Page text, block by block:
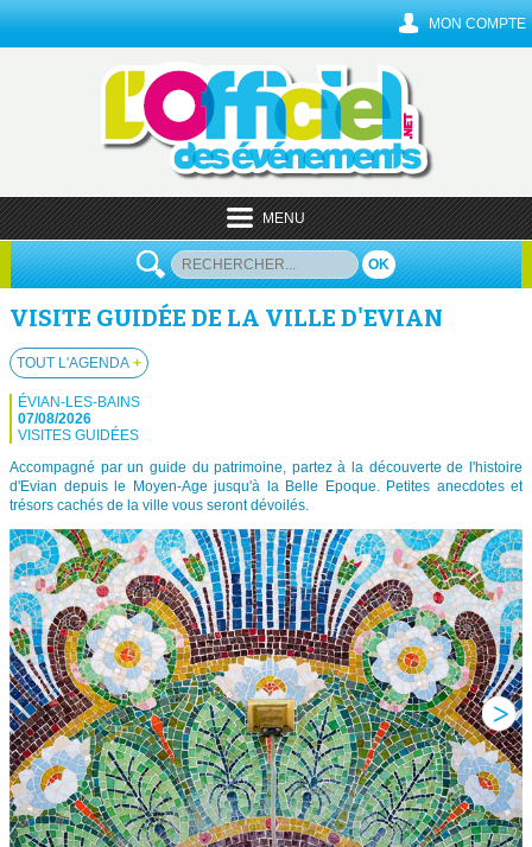
MON COMPTE
MENU
OK
VISITE GUIDÉE DE LA VILLE D'EVIAN
TOUT L'AGENDA +
ÉVIAN-LES-BAINS
07/08/2026
VISITES GUIDÉES
Accompagné par un guide du patrimoine, partez à la découverte de l'histoire
d'Evian depuis le Moyen-Age jusqu'à la Belle Epoque. Petites anecdotes et
trésors cachés de la ville vous seront dévoilés.